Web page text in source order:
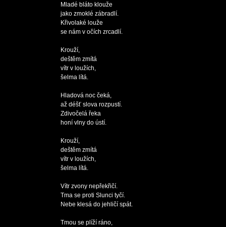
Mladé bláto klouže
jako zmoklé zábradlí.
Křivolaké louže
se nám v očích zrcadlí.
Krouží,
deštěm zmítá
vítr v loužích,
šelma lítá.
Hladová noc čeká,
až déšť slova rozpustí.
Zdivočelá řeka
honí vlny do ústí.
Krouží,
deštěm zmítá
vítr v loužích,
šelma lítá.
Vítr zvony nepřekřičí.
Tma se proti Slunci tyčí.
Nebe klesá do jehličí spát.
Tmou se plíží ráno,